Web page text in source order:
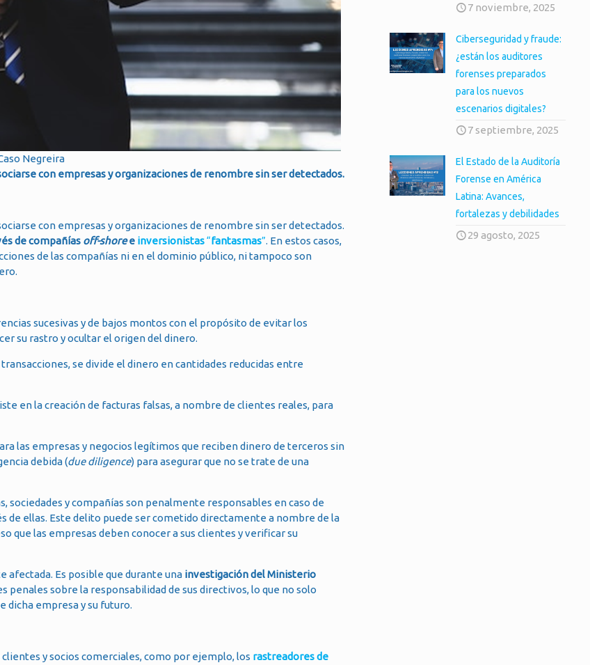
Negreira
con empresas y organizaciones de renombre sin ser detectados.
con empresas y organizaciones de renombre sin ser detectados.
de compañías off-shoree inversionistas“fantasmas”. En estos casos,
de las compañías ni en el dominio público, ni tampoco son
sucesivas y de bajos montos con el propósito de evitar los
su rastro y ocultar el origen del dinero.
se divide el dinero en cantidades reducidas entre
en la creación de facturas falsas, a nombre de clientes reales, para
las empresas y negocios legítimos que reciben dinero de terceros sin
debida (due diligence) para asegurar que no se trate de una
sociedades y compañías son penalmente responsables en caso de
de ellas. Este delito puede ser cometido directamente a nombre de la
que las empresas deben conocer a sus clientes y verificar su
afectada. Es posible que durante una investigación del Ministerio
penales sobre la responsabilidad de sus directivos, lo que no solo
dicha empresa y su futuro.
y socios comerciales, como por ejemplo, los rastreadores de
7 noviembre, 2025
Ciberseguridad y fraude:
¿están los auditores
forenses preparados
para los nuevos
escenarios digitales?
7 septiembre, 2025
El Estado de la Auditoría
Forense en América
Latina: Avances,
fortalezas y debilidades
29 agosto, 2025